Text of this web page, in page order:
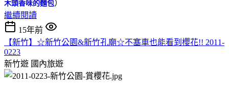
木頭香味的麵包）
繼續閱讀
15年前
【新竹】☆新竹公園&新竹孔廟☆不塞車也能看到櫻花!! 2011-
0223
新竹遊 國內旅遊